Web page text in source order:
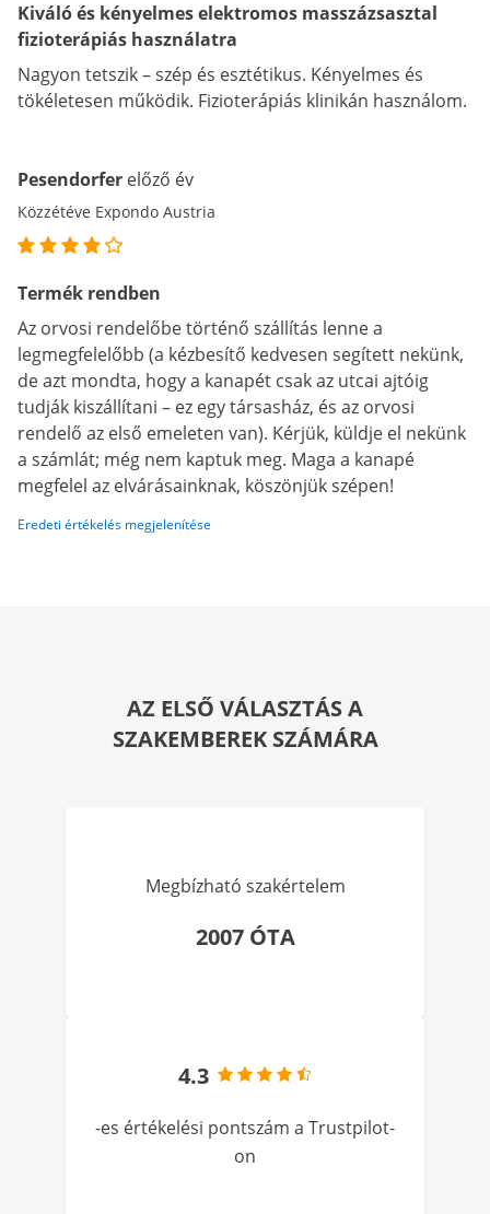
Kiváló és kényelmes elektromos masszázsasztal
fizioterápiás használatra
Nagyon tetszik – szép és esztétikus. Kényelmes és
tökéletesen működik. Fizioterápiás klinikán használom.
Pesendorfer előző év
Közzétéve Expondo Austria
Termék rendben
Az orvosi rendelőbe történő szállítás lenne a
legmegfelelőbb (a kézbesítő kedvesen segített nekünk,
de azt mondta, hogy a kanapét csak az utcai ajtóig
tudják kiszállítani – ez egy társasház, és az orvosi
rendelő az első emeleten van). Kérjük, küldje el nekünk
a számlát; még nem kaptuk meg. Maga a kanapé
megfelel az elvárásainknak, köszönjük szépen!
Eredeti értékelés megjelenítése
AZ ELSŐ VÁLASZTÁS A
SZAKEMBEREK SZÁMÁRA
Megbízható szakértelem
2007 ÓTA
4.3
-es értékelési pontszám a Trustpilot-
on